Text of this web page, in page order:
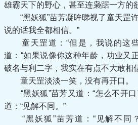
雄霸天下的野心，甚至连枭踞一方的
“黑妖狐”苗芳凝眸睇视了童天罡许
说的话我全都相信。”
童天罡道：“但是，我说的这些
道：“如果说像你这种年龄，功业又
破名与利二字，我实在有点不大敢相
童天罡淡淡一笑，没有再开口。
“黑妖狐”苗芳又道：“怎么不开口
道：“见解不同。”
“黑妖狐”苗芳道：“见解不同